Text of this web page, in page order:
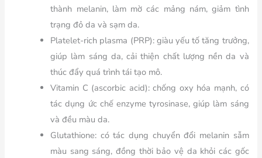
thành melanin, làm mờ các mảng nám, giảm tình
trạng đỏ da và sạm da.
Platelet-rich plasma (PRP): giàu yếu tố tăng trưởng,
giúp làm sáng da, cải thiện chất lượng nền da và
thúc đẩy quá trình tái tạo mô.
Vitamin C (ascorbic acid): chống oxy hóa mạnh, có
tác dụng ức chế enzyme tyrosinase, giúp làm sáng
và đều màu da.
Glutathione: có tác dụng chuyển đổi melanin sẫm
màu sang sáng, đồng thời bảo vệ da khỏi các gốc